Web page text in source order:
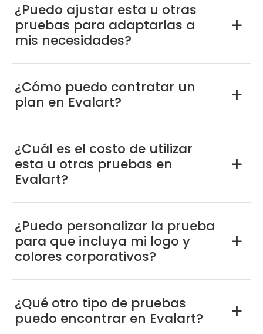
a
¿Puedo ajustar esta u otras
pruebas para adaptarlas a
mis necesidades?
a
¿Cómo puedo contratar un
plan en Evalart?
a
¿Cuál es el costo de utilizar
esta u otras pruebas en
Evalart?
a
¿Puedo personalizar la prueba
para que incluya mi logo y
colores corporativos?
a
¿Qué otro tipo de pruebas
puedo encontrar en Evalart?